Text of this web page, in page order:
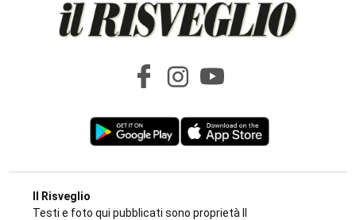
Il Risveglio
Testi e foto qui pubblicati sono proprietà Il